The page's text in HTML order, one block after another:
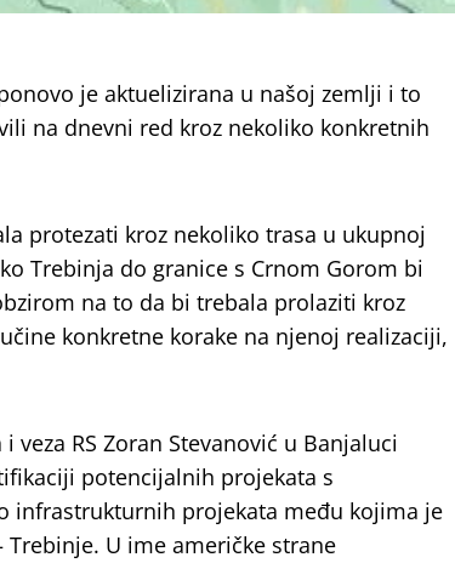
je aktuelizirana u našoj zemlji i to
na dnevni red kroz nekoliko konkretnih
protezati kroz nekoliko trasa u ukupnoj
Trebinja do granice s Crnom Gorom bi
na to da bi trebala prolaziti kroz
konkretne korake na njenoj realizaciji,
RS Zoran Stevanović u Banjaluci
potencijalnih projekata s
infrastrukturnih projekata među kojima je
Trebinje. U ime američke strane